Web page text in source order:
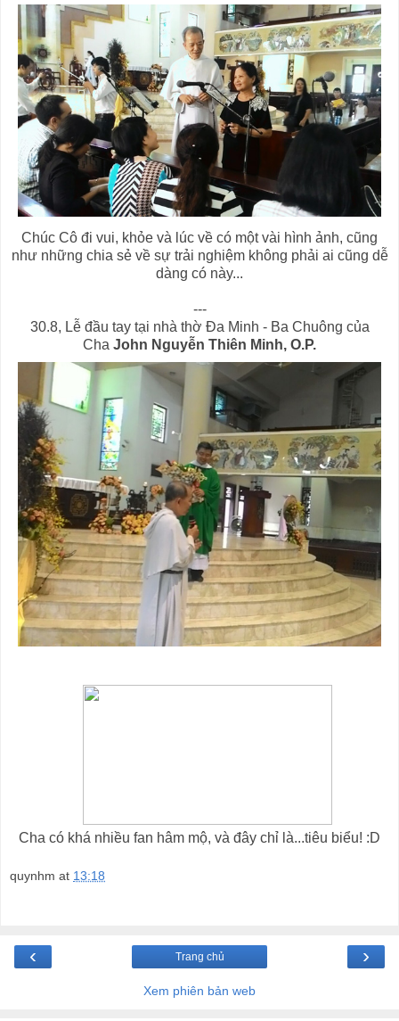
Chúc Cô đi vui, khỏe và lúc về có một vài hình ảnh, cũng
như những chia sẻ về sự trải nghiệm không phải ai cũng dễ
dàng có này...
---
30.8, Lễ đầu tay tại nhà thờ Đa Minh - Ba Chuông của
Cha John Nguyễn Thiên Minh, O.P.
Cha có khá nhiều fan hâm mộ, và đây chỉ là...tiêu biểu! :D
quynhm at 13:18
‹ ›
Trang chủ
Xem phiên bản web